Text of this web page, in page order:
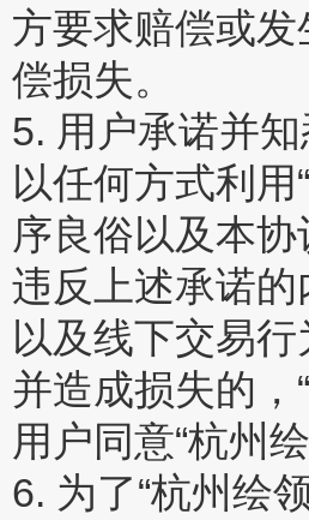
方要求赔偿或
偿损失。
5. 用户承诺并
以任何方式利
序良俗以及本
违反上述承诺
以及线下交易
并造成损失的
用户同意“杭州
6. 为了“杭州绘